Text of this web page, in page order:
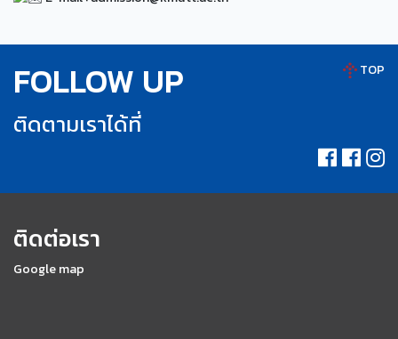
TOP
FOLLOW UP
ติดตามเราได้ที่
ติดต่อเรา
Google map